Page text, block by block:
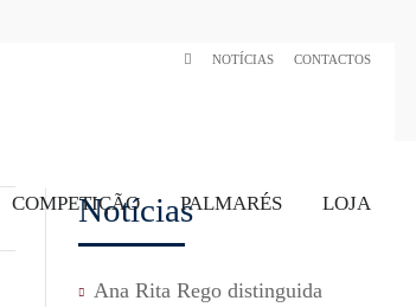
NOTÍCIAS CONTACTOS
COMPETIÇÃO PALMARÉS LOJA
Notícias
Ana Rita Rego distinguida